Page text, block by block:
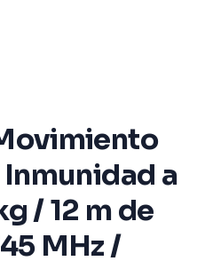
a
/ 12 m de
MHz /